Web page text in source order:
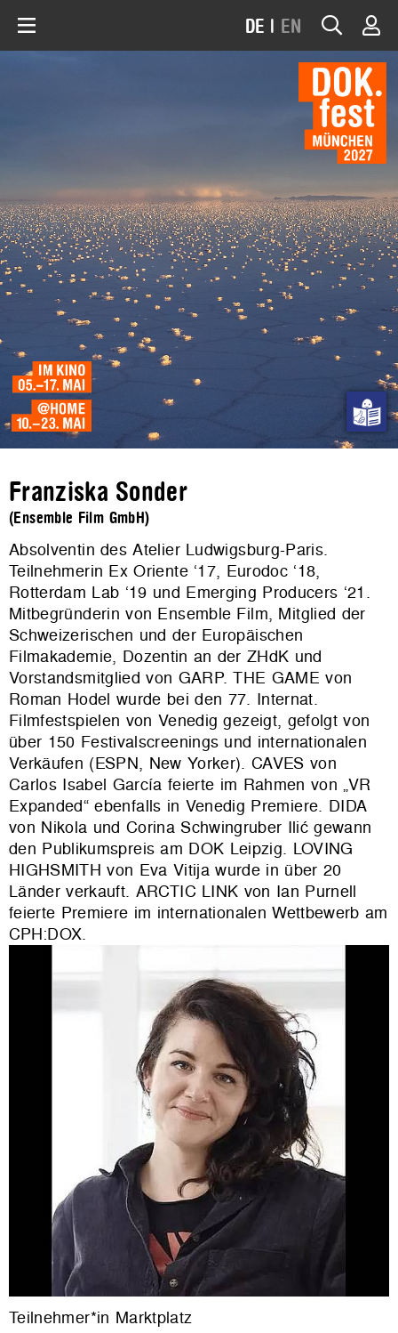
DE | EN
Franziska Sonder
(Ensemble Film GmbH)
Absolventin des Atelier Ludwigsburg-Paris.
Teilnehmerin Ex Oriente ‘17, Eurodoc ‘18,
Rotterdam Lab ‘19 und Emerging Producers ‘21.
Mitbegründerin von Ensemble Film, Mitglied der
Schweizerischen und der Europäischen
Filmakademie, Dozentin an der ZHdK und
Vorstandsmitglied von GARP. THE GAME von
Roman Hodel wurde bei den 77. Internat.
Filmfestspielen von Venedig gezeigt, gefolgt von
über 150 Festivalscreenings und internationalen
Verkäufen (ESPN, New Yorker). CAVES von
Carlos Isabel García feierte im Rahmen von „VR
Expanded“ ebenfalls in Venedig Premiere. DIDA
von Nikola und Corina Schwingruber Ilić gewann
den Publikumspreis am DOK Leipzig. LOVING
HIGHSMITH von Eva Vitija wurde in über 20
Länder verkauft. ARCTIC LINK von Ian Purnell
feierte Premiere im internationalen Wettbewerb am
CPH:DOX.
Teilnehmer*in Marktplatz